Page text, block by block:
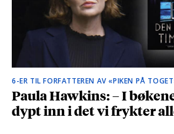
6-ER TIL FORFATTEREN AV «PIKEN PÅ
Paula Hawkins: – I
dypt inn i det vi frykter